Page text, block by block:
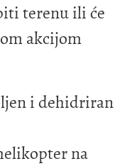
terenu ili će
akcijom
i dehidriran
na